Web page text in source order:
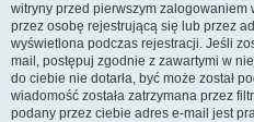
witryny przed pierwszym
przez osobę rejestrującą się lub przez
wyświetlona podczas rejestracji. Jeśli
mail, postępuj zgodnie z zawartymi w
do ciebie nie dotarła, być może został
wiadomość została zatrzymana przez
podany przez ciebie adres e-mail jest